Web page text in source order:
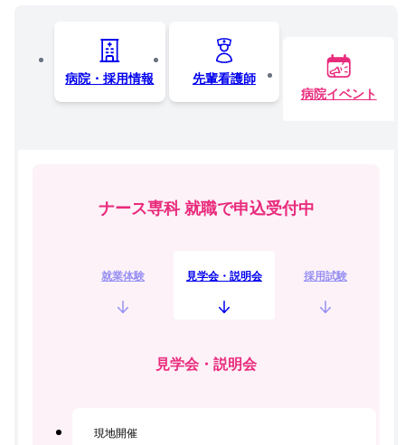
病院・採用情報
先輩看護師
病院イベント
ナース専科 就職で申込受付中
就業体験 見学会・説明会 採用試験
見学会・説明会
現地開催